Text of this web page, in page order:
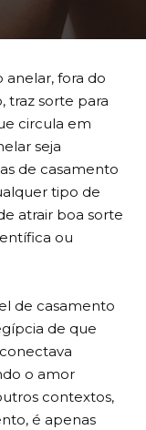
anelar, fora do
traz sorte para
circula em
seja
de casamento
tipo de
atrair boa sorte
ou
de casamento
de que
o amor
contextos,
é apenas